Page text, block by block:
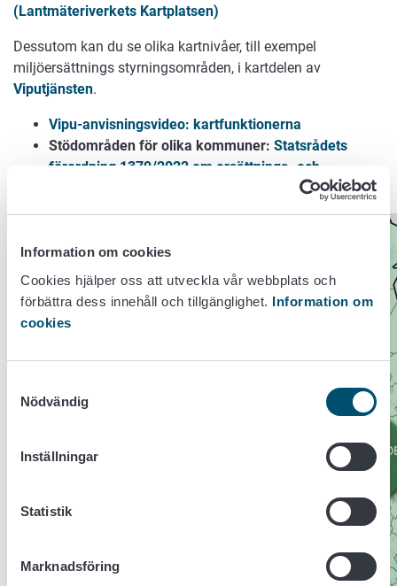
Information om cookies
Cookies hjälper oss att utveckla vår webbplats och
förbättra dess innehåll och tillgänglighet. Information om
cookies
Nödvändig
Inställningar
Statistik
Marknadsföring
(Lantmäteriverkets Kartplatsen)
Dessutom kan du se olika kartnivåer, till exempel
miljöersättnings styrningsområden, i kartdelen av
Viputjänsten.
Vipu-anvisningsvideo: kartfunktionerna
Stödområden för olika kommuner: Statsrådets
förordning 1379/2022 om ersättnings- och